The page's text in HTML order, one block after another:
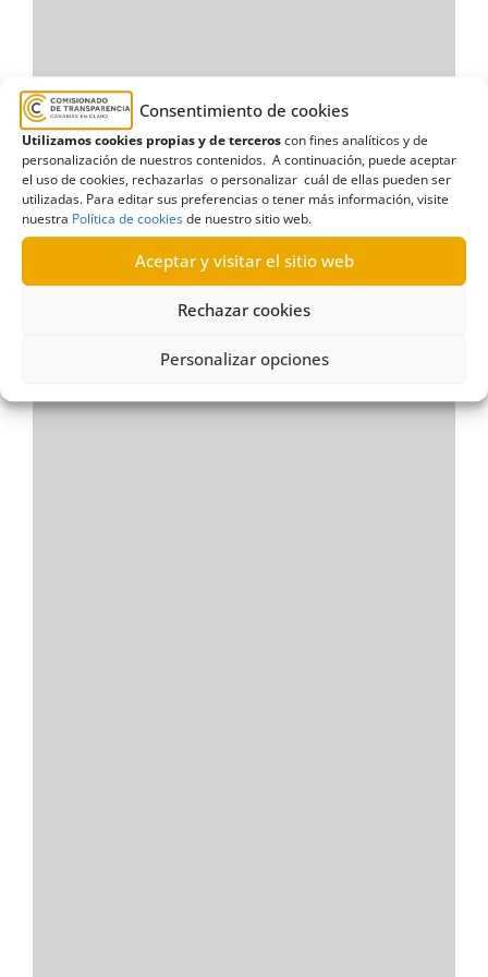
Consentimiento de cookies
Utilizamos cookies propias y de terceroscon fines analíticos y de
personalización de nuestros contenidos. A continuación, puede aceptar
el uso de cookies, rechazarlas o personalizar cuál de ellas pueden ser
utilizadas. Para editar sus preferencias o tener más información, visite
nuestra Política de cookiesde nuestro sitio web.
Aceptar y visitar el sitio web
Rechazar cookies
Personalizar opciones